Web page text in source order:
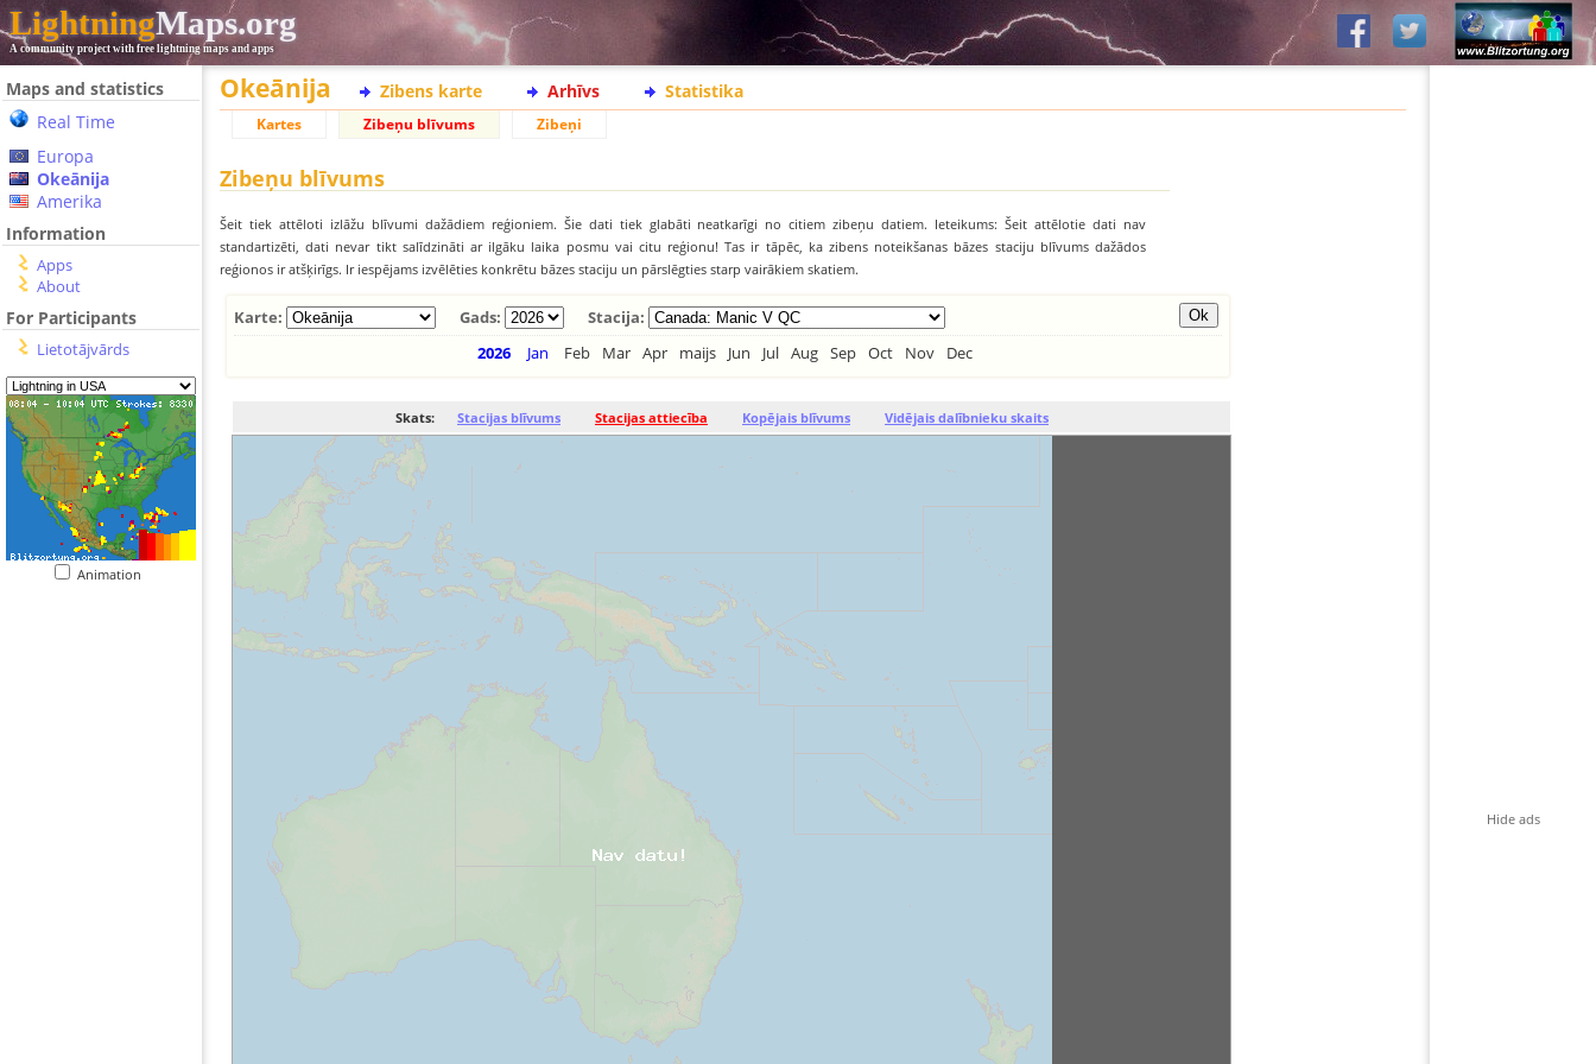
LightningMaps.org
A community project with free lightning maps and apps
Maps and statistics
Real Time
Europa
Okeānija
Amerika
Information
Apps
About
For Participants
Lietotājvārds
Animation
Okeānija Zibens karte Arhīvs Statistika
Kartes Zibeņu blīvums Zibeņi
Zibeņu blīvums
Šeit tiek attēloti izlāžu blīvumi dažādiem reģioniem. Šie dati tiek glabāti neatkarīgi no citiem zibeņu datiem. Ieteikums: Šeit attēlotie dati nav
standartizēti, dati nevar tikt salīdzināti ar ilgāku laika posmu vai citu reģionu! Tas ir tāpēc, ka zibens noteikšanas bāzes staciju blīvums dažādos
reģionos ir atšķirīgs. Ir iespējams izvēlēties konkrētu bāzes staciju un pārslēgties starp vairākiem skatiem.
Karte: Gads:
Stacija:
2026
Jan Feb Mar Apr maijs Jun Jul Aug Sep Oct Nov Dec
Skats: Stacijas blīvums Stacijas attiecība Kopējais blīvums Vidējais dalībnieku skaits
Hide ads